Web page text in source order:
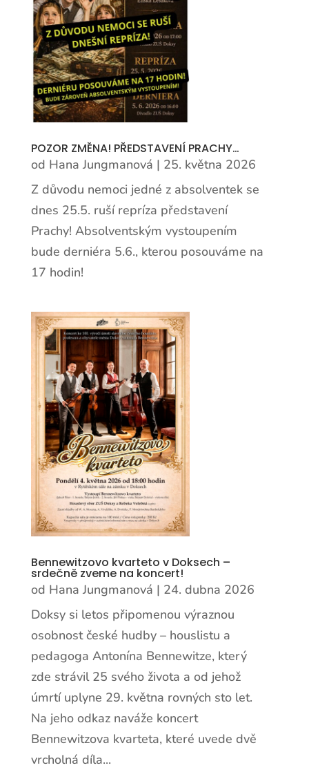
POZOR ZMĚNA! PŘEDSTAVENÍ PRACHY…
od Hana Jungmanová | 25. května 2026
Z důvodu nemoci jedné z absolventek se
dnes 25.5. ruší repríza představení
Prachy! Absolventským vystoupením
bude derniéra 5.6., kterou posouváme na
17 hodin!
Bennewitzovo kvarteto v Doksech –
srdečně zveme na koncert!
od Hana Jungmanová | 24. dubna 2026
Doksy si letos připomenou výraznou
osobnost české hudby – houslistu a
pedagoga Antonína Bennewitze, který
zde strávil 25 svého života a od jehož
úmrtí uplyne 29. května rovných sto let.
Na jeho odkaz naváže koncert
Bennewitzova kvarteta, které uvede dvě
vrcholná díla...